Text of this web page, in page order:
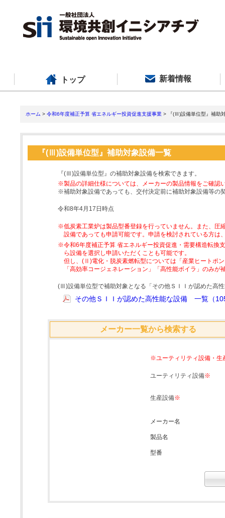
トップ 新着情報
ホーム > 令和6年度補正予算 省エネルギー投資促進支援事業 > 『(Ⅲ)設備単位型』補助
『(Ⅲ)設備単位型』補助対象設備一覧
『(Ⅲ)設備単位型』の補助対象設備を検索できます。
※製品の詳細仕様については、メーカーの製品情報をご確認
※補助対象設備であっても、交付決定前に補助対象設備等の
令和8年4月17日時点
※低炭素工業炉は製品型番登録を行っていません。また、圧
設備であっても申請可能です。申請を検討されている方は
※令和6年度補正予算 省エネルギー投資促進・需要構造転
ら設備を選択し申請いただくことも可能です。
但し、(Ⅱ)電化・脱炭素燃転型については「産業ヒートポ
「高効率コージェネレーション」「高性能ボイラ」のみが
(Ⅲ)設備単位型で補助対象となる「その他ＳＩＩが認めた高
その他ＳＩＩが認めた高性能な設備 一覧（
メーカー一覧から検索する
※ユーティリティ設備・生
ユーティリティ設備※
生産設備※
メーカー名
製品名
型番